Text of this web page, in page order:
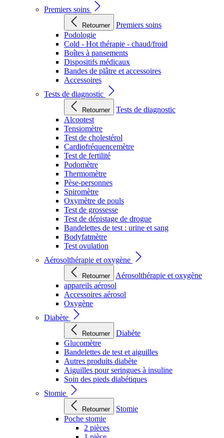
Premiers soins
Retourner
Premiers soins
Podologie
Cold - Hot thérapie - chaud/froid
Boîtes à pansements
Dispositifs médicaux
Bandes de plâtre et accessoires
Accessoires
Tests de diagnostic
Retourner
Tests de diagnostic
Alcootest
Tensiomètre
Test de cholestérol
Cardiofréquencemètre
Test de fertilité
Podomètre
Thermomètre
Pèse-personnes
Spiromètre
Oxymètre de pouls
Test de grossesse
Test de dépistage de drogue
Bandelettes de test : urine et sang
Bodyfatmètre
Test ovulation
Aérosolthérapie et oxygène
Retourner
Aérosolthérapie et oxygène
appareils aérosol
Accessoires aérosol
Oxygène
Diabète
Retourner
Diabète
Glucomètre
Bandelettes de test et aiguilles
Autres produits diabète
Aiguilles pour seringues à insuline
Soin des pieds diabétiques
Stomie
Retourner
Stomie
Poche stomie
2 pièces